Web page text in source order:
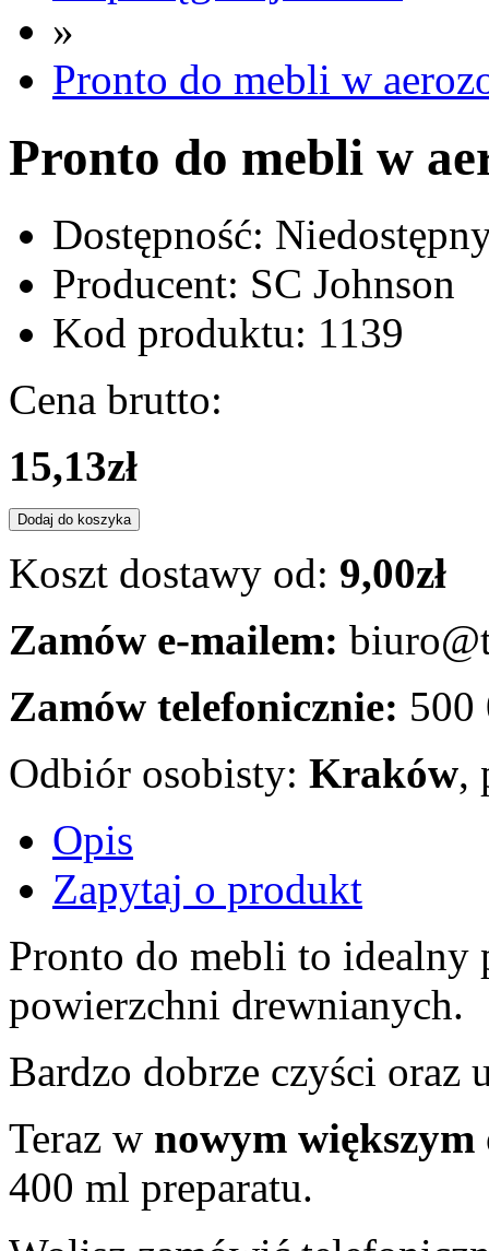
»
Pronto do mebli w
Pronto do mebli w
Dostępność:
Producent: SC Johnson
Kod produktu: 1139
Cena brutto:
15,13zł
Koszt dostawy od: 9,00zł
Zamów e-mailem:
Zamów telefonicznie:
Odbiór osobisty: Kraków,
Opis
Zapytaj o produkt
Pronto do mebli to idealny
powierzchni drewnianych.
Bardzo dobrze czyści oraz
Teraz w nowym
400 ml preparatu.